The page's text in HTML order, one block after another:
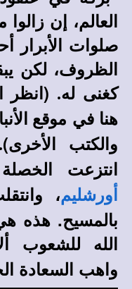
العالم، إن
صلوات الأبرار
الظروف، لكن
كغنى له. (انظر
هنا في موقع
والكتب الأخرى).
انتزعت
أورشليم،
بالمسيح. هذه
الله للشعوب
واهب السعادة